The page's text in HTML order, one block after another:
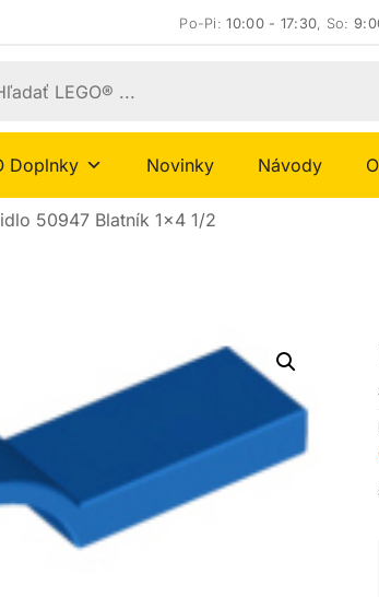
Po-Pi:10:00 - 17:30, So:
Doplnky Novinky Návody
50947 Blatník 1×4 1/2